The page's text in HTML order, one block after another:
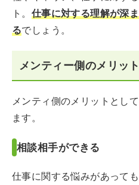
ト。 仕事に対する理解が深
るでしょう。
メンティー側のメリット
メンティ側のメリットとし
ます。
相談相手ができる
仕事に関する悩みがあって